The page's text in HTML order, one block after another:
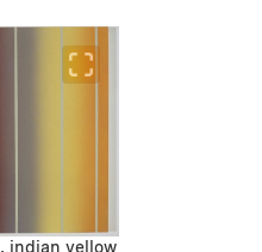
indian yellow